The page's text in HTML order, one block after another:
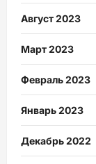
Август 2023
Март 2023
Февраль 2023
Январь 2023
Декабрь 2022